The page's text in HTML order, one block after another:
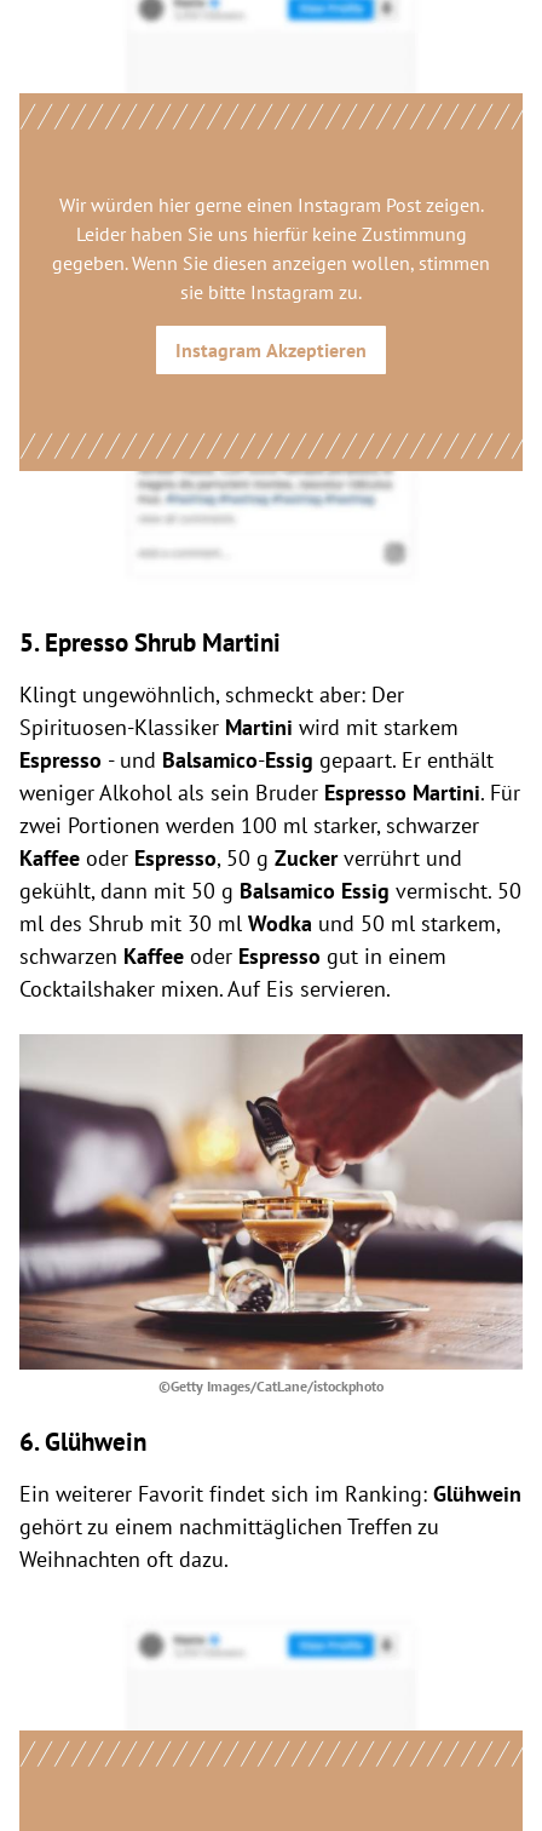
Wir würden hier gerne einen Instagram Postzeigen.
Leider haben Sie uns hierfür keine Zustimmung
gegeben. Wenn Sie diesen anzeigen wollen, stimmen
sie bitte Instagram zu.
Instagram Akzeptieren
5. Epresso Shrub Martini
Klingt ungewöhnlich, schmeckt aber: Der
Spirituosen-Klassiker Martini wird mit starkem
Espresso - und Balsamico-Essig gepaart. Er enthält
weniger Alkohol als sein Bruder Espresso Martini. Für
zwei Portionen werden 100 ml starker, schwarzer
Kaffee oder Espresso, 50 g Zuckerverrührt und
gekühlt, dann mit 50 g Balsamico Essig vermischt. 50
ml des Shrub mit 30 ml Wodka und 50 ml starkem,
schwarzen Kaffee oder Espresso gut in einem
Cocktailshaker mixen. Auf Eis servieren.
©Getty Images/CatLane/istockphoto
6. Glühwein
Ein weiterer Favorit findet sich im Ranking: Glühwein
gehört zu einem nachmittäglichen Treffen zu
Weihnachten oft dazu.